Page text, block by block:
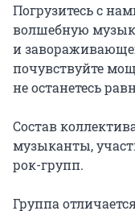
Погрузитесь с
волшебную
и
почувствуйте
не останетесь
Состав
музыканты,
рок-групп.
Группа